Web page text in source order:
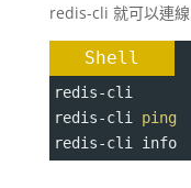
redis-cli 就可以連線
Shell
redis-cli
redis-cli ping
redis-cli info